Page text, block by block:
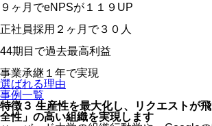
９ヶ月でeNPSが １１９ UP
正社員採用２ヶ月で３０ 人
44期目で過去最高利益
事業承継 １年で実現
選ばれる理由
事例一覧
特徴３ 生産性を最大化し、リクエストが
全性」の高い組織を実現します